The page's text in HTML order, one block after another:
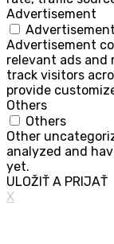
Advertisement
Advertisement
Advertisement
relevant ads and
track visitors
provide
Others
Others
Other
analyzed and
yet.
ULOŽIŤ A PRIJAŤ
X